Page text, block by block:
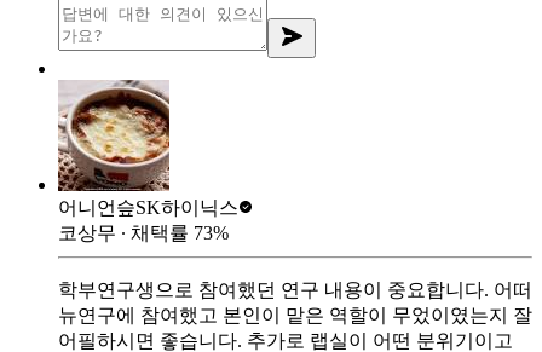
어니언슾SK하이닉스
코상무 ∙ 채택률 73%
학부연구생으로 참여했던 연구 내용이 중요합니다. 어떠
뉴연구에 참여했고 본인이 맡은 역할이 무었이였는지 잘
어필하시면 좋습니다. 추가로 랩실이 어떤 분위기이고